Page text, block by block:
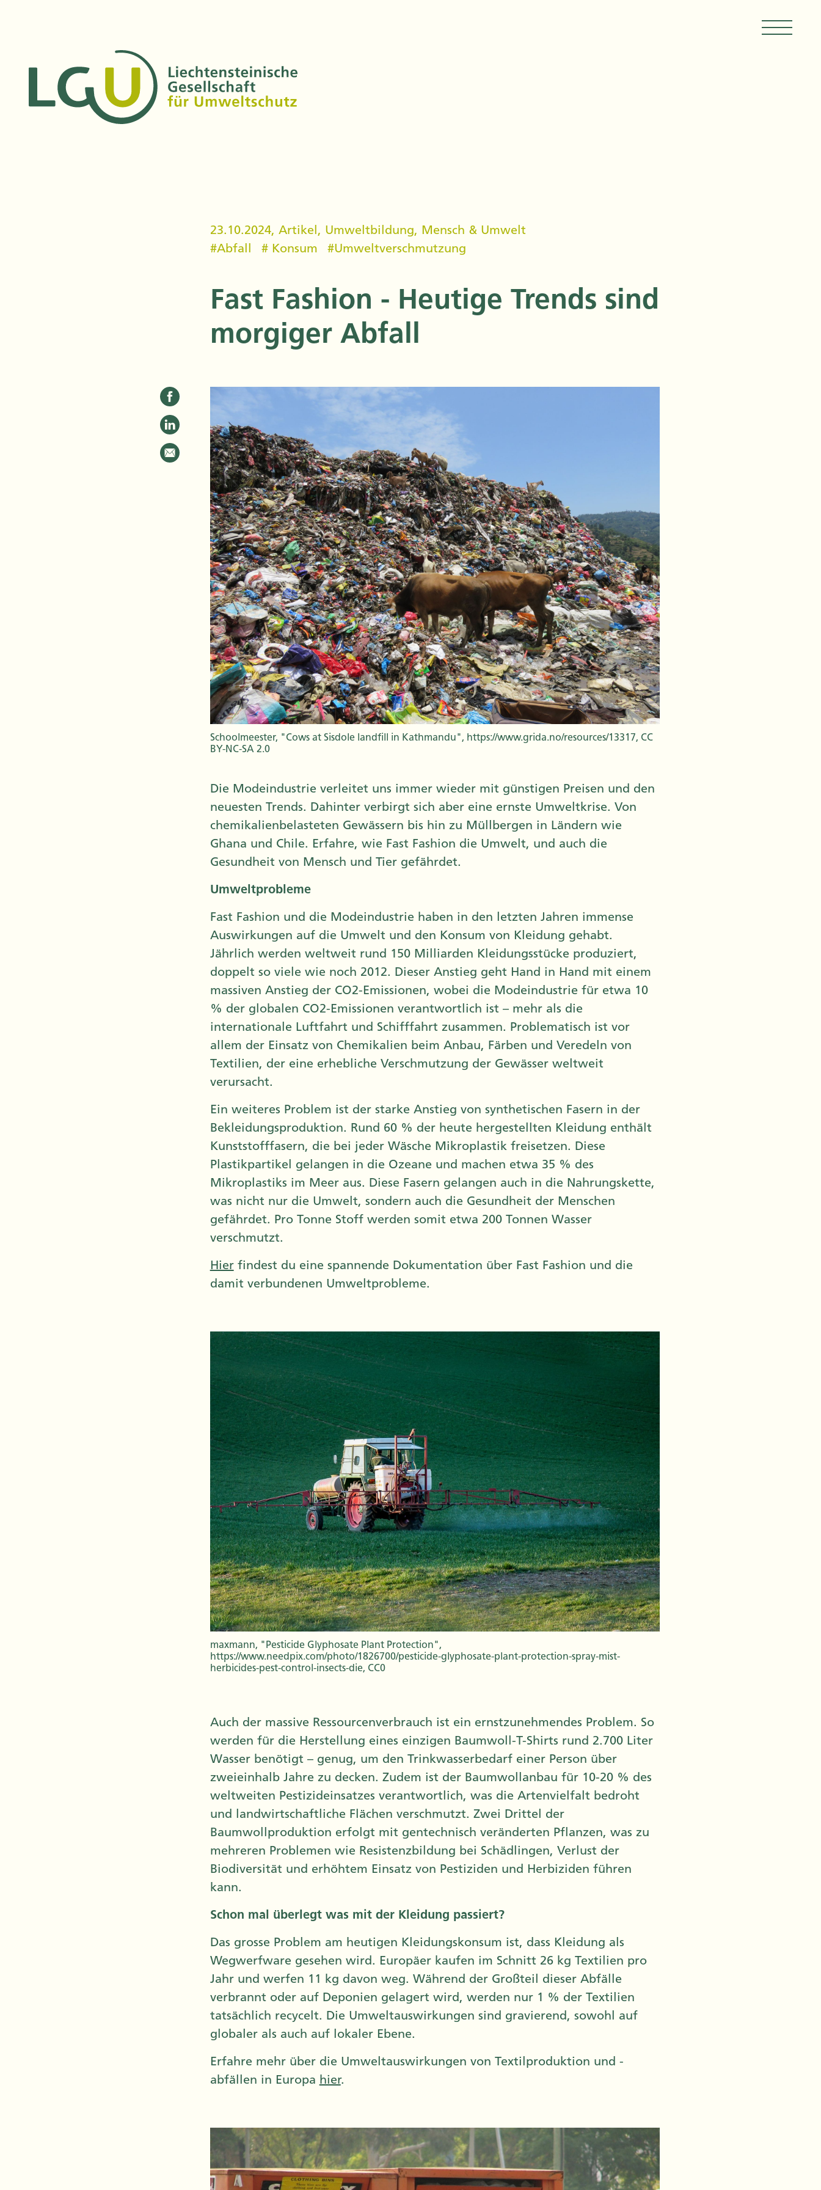
23.10.2024, Artikel, Umweltbildung, Mensch & Umwelt
#Abfall #Konsum #Umweltverschmutzung
Fast Fashion - Heutige Trends sind
morgiger Abfall
Schoolmeester, "Cows at Sisdole landfill in Kathmandu", https://www.grida.no/resources/13317, CC
BY-NC-SA 2.0
Die Modeindustrie verleitet uns immer wieder mit günstigen Preisen und den
neuesten Trends. Dahinter verbirgt sich aber eine ernste Umweltkrise. Von
chemikalienbelasteten Gewässern bis hin zu Müllbergen in Ländern wie
Ghana und Chile. Erfahre, wie Fast Fashion die Umwelt, und auch die
Gesundheit von Mensch und Tier gefährdet.
Umweltprobleme
Fast Fashion und die Modeindustrie haben in den letzten Jahren immense
Auswirkungen auf die Umwelt und den Konsum von Kleidung gehabt.
Jährlich werden weltweit rund 150 Milliarden Kleidungsstücke produziert,
doppelt so viele wie noch 2012. Dieser Anstieg geht Hand in Hand mit einem
massiven Anstieg der CO2-Emissionen, wobei die Modeindustrie für etwa 10
% der globalen CO2-Emissionen verantwortlich ist – mehr als die
internationale Luftfahrt und Schifffahrt zusammen. Problematisch ist vor
allem der Einsatz von Chemikalien beim Anbau, Färben und Veredeln von
Textilien, der eine erhebliche Verschmutzung der Gewässer weltweit
verursacht.
Ein weiteres Problem ist der starke Anstieg von synthetischen Fasern in der
Bekleidungsproduktion. Rund 60 % der heute hergestellten Kleidung enthält
Kunststofffasern, die bei jeder Wäsche Mikroplastik freisetzen. Diese
Plastikpartikel gelangen in die Ozeane und machen etwa 35 % des
Mikroplastiks im Meer aus. Diese Fasern gelangen auch in die Nahrungskette,
was nicht nur die Umwelt, sondern auch die Gesundheit der Menschen
gefährdet. Pro Tonne Stoff werden somit etwa 200 Tonnen Wasser
verschmutzt.
Hierfindest du eine spannende Dokumentation über Fast Fashion und die
damit verbundenen Umweltprobleme.
maxmann, "Pesticide Glyphosate Plant Protection",
https://www.needpix.com/photo/1826700/pesticide-glyphosate-plant-protection-spray-mist-
herbicides-pest-control-insects-die, CC0
Auch der massive Ressourcenverbrauch ist ein ernstzunehmendes Problem. So
werden für die Herstellung eines einzigen Baumwoll-T-Shirts rund 2.700 Liter
Wasser benötigt – genug, um den Trinkwasserbedarf einer Person über
zweieinhalb Jahre zu decken. Zudem ist der Baumwollanbau für 10-20 % des
weltweiten Pestizideinsatzes verantwortlich, was die Artenvielfalt bedroht
und landwirtschaftliche Flächen verschmutzt. Zwei Drittel der
Baumwollproduktion erfolgt mit gentechnisch veränderten Pflanzen, was zu
mehreren Problemen wie Resistenzbildung bei Schädlingen, Verlust der
Biodiversität und erhöhtem Einsatz von Pestiziden und Herbiziden führen
kann.
Schon mal überlegt was mit der Kleidung passiert?
Das grosse Problem am heutigen Kleidungskonsum ist, dass Kleidung als
Wegwerfware gesehen wird. Europäer kaufen im Schnitt 26 kg Textilien pro
Jahr und werfen 11 kg davon weg. Während der Großteil dieser Abfälle
verbrannt oder auf Deponien gelagert wird, werden nur 1 % der Textilien
tatsächlich recycelt. Die Umweltauswirkungen sind gravierend, sowohl auf
globaler als auch auf lokaler Ebene.
Erfahre mehr über die Umweltauswirkungen von Textilproduktion und -
abfällen in Europa hier.